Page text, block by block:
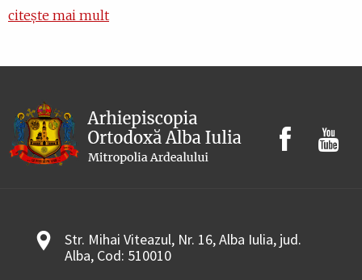
citește mai mult
Str. Mihai Viteazul, Nr. 16, Alba Iulia, jud.
Alba, Cod: 510010